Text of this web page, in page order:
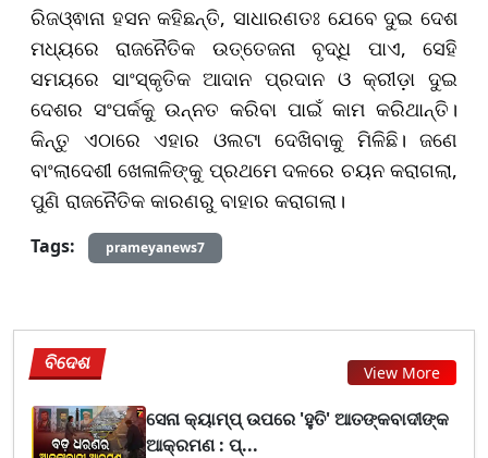
ରିଜଓ୍ଵାନା ହସନ କହିଛନ୍ତି, ସାଧାରଣତଃ ଯେବେ ଦୁଇ ଦେଶ
ମଧ୍ୟରେ ରାଜନୈତିକ ଉତ୍ତେଜନା ବୃଦ୍ଧି ପାଏ, ସେହି
ସମୟରେ ସାଂସ୍କୃତିକ ଆଦାନ ପ୍ରଦାନ ଓ କ୍ରୀଡ଼ା ଦୁଇ
ଦେଶର ସଂପର୍କକୁ ଉନ୍ନତ କରିବା ପାଇଁ କାମ କରିଥାନ୍ତି।
କିନ୍ତୁ ଏଠାରେ ଏହାର ଓଲଟା ଦେଖିବାକୁ ମିଳିଛି। ଜଣେ
ବାଂଲାଦେଶୀ ଖେଳାଳିଙ୍କୁ ପ୍ରଥମେ ଦଳରେ ଚୟନ କରାଗଲା,
ପୁଣି ରାଜନୈତିକ କାରଣରୁ ବାହାର କରାଗଲା।
Tags: prameyanews7
ବିଦେଶ View More
ସେନା କ୍ୟାମ୍ପ୍ ଉପରେ 'ହୁତି' ଆତଙ୍କବାଦୀଙ୍କ
ଆକ୍ରମଣ : ପ୍...